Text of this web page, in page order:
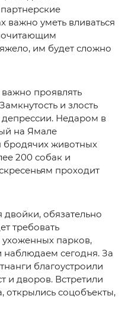
важно уметь вливаться
им будет сложно
проявлять
и злость
депрессии. Недаром в
на Ямале
животных
200 собак и
проходит
двойки, обязательно
требовать
парков,
наблюдаем сегодня. За
благоустроили
и дворов. Встретили
открылись соцобъекты,